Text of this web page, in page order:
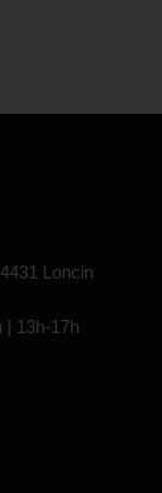
Loncin
13h-17h